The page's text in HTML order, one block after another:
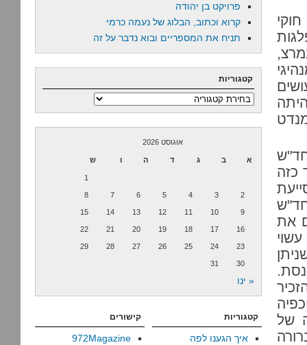
כזה
את
של
פרויקט בן יהודה
קרוא וכתוב, הבלוג של נעמה כרמי
תניח את המספריים ובוא נדבר על זה
קטגוריות
קטגוריות
אוגוסט 2026
א ב ג ד ה ו ש
1
2
3
4
5
6
7
8
9
10
11
12
13
14
15
16
17
18
19
20
21
22
23
24
25
26
27
28
29
30
31
« ינו
קטגוריות
איך הגענו לפה
קישורים
972Magazine